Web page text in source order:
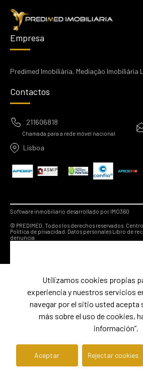
Empresa
Predimed Imobiliária, Mediação Imobiliária
Contactos
211606818
Chamada para a rede móvel nacional
Lisboa
Software inmobiliario desarrollado por IMO360
© PREDIMED. Todos los derechos reservados.
Política de privacidad. Datos personalesLibro de
denuncia
Utilizamos cookies propias
experiencia y nuestros servicios
navegar por el sitio usted acepta
más sobre el uso de cookies,
información”.
Aceptar Rejectar cookies